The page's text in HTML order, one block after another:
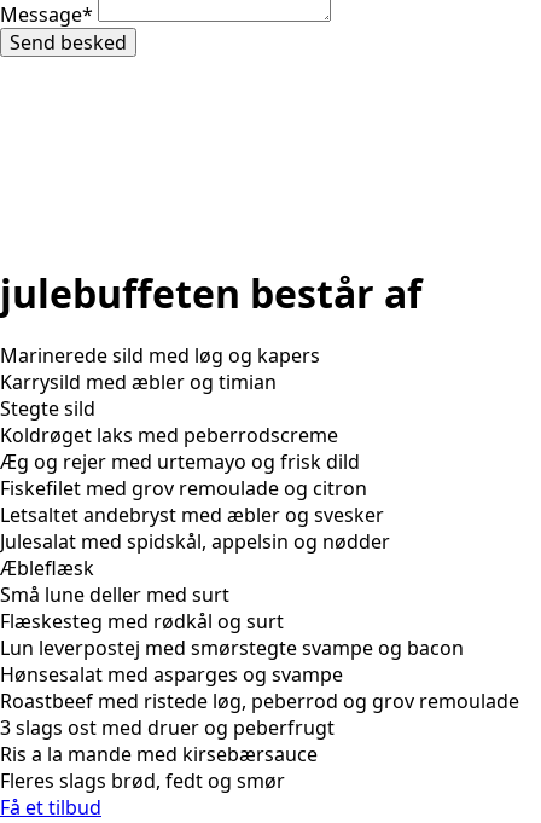
Message*
Send besked
julebuffeten består af
Marinerede sild med løg og kapers
Karrysild med æbler og timian
Stegte sild
Koldrøget laks med peberrodscreme
Æg og rejer med urtemayo og frisk dild
Fiskefilet med grov remoulade og citron
Letsaltet andebryst med æbler og svesker
Julesalat med spidskål, appelsin og nødder
Æbleflæsk
Små lune deller med surt
Flæskesteg med rødkål og surt
Lun leverpostej med smørstegte svampe og bacon
Hønsesalat med asparges og svampe
Roastbeef med ristede løg, peberrod og grov remoulade
3 slags ost med druer og peberfrugt
Ris a la mande med kirsebærsauce
Fleres slags brød, fedt og smør
Få et tilbud